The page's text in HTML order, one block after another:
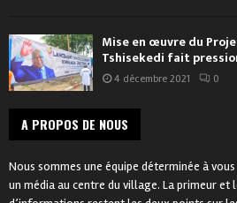
Mise en œuvre du
Tshisekedi fait
4 décembre 2021 0
A PROPOS DE NOUS
Nous sommes une équipe déterminée à
un média au centre du village. La primeur